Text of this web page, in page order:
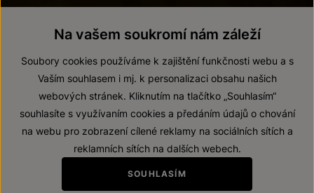
© 2026 ZNOVÍN ZNOJMO, a. s.
Prohlášení o přístupnosti
Zákaz prodeje alkoholických nápojů osobám mladším 18 let.
Na vašem soukromí nám záleží
Soubory cookies používáme k zajištění funkčnosti webu a s
Vaším souhlasem i mj. k personalizaci obsahu našich
webových stránek. Kliknutím na tlačítko „Souhlasím“
souhlasíte s využívaním cookies a předáním údajů o chování
na webu pro zobrazení cílené reklamy na sociálních sítích a
reklamních sítích na dalších webech.
SOUHLASÍM